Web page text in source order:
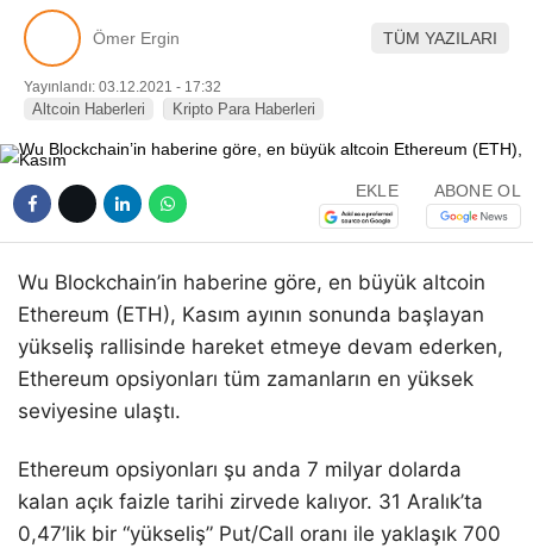
Ömer Ergin TÜM YAZILARI
Yayınlandı: 03.12.2021 - 17:32
Altcoin Haberleri Kripto Para Haberleri
EKLE ABONE OL
Wu Blockchain’in haberine göre, en büyük altcoin
Ethereum (ETH), Kasım ayının sonunda başlayan
yükseliş rallisinde hareket etmeye devam ederken,
Ethereum opsiyonları tüm zamanların en yüksek
seviyesine ulaştı.
Ethereum opsiyonları şu anda 7 milyar dolarda
kalan açık faizle tarihi zirvede kalıyor. 31 Aralık’ta
0,47’lik bir “yükseliş” Put/Call oranı ile yaklaşık 700